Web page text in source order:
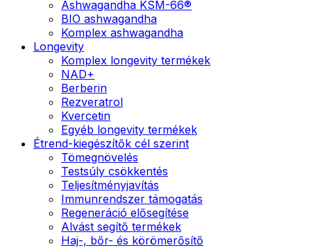
Ashwagandha KSM-66®
BIO ashwagandha
Komplex ashwagandha
Longevity
Komplex longevity termékek
NAD+
Berberin
Rezveratrol
Kvercetin
Egyéb longevity termékek
Étrend-kiegészítők cél szerint
Tömegnövelés
Testsúly csökkentés
Teljesítményjavítás
Immunrendszer támogatás
Regeneráció elősegítése
Alvást segítő termékek
Haj-, bőr- és körömerősítő